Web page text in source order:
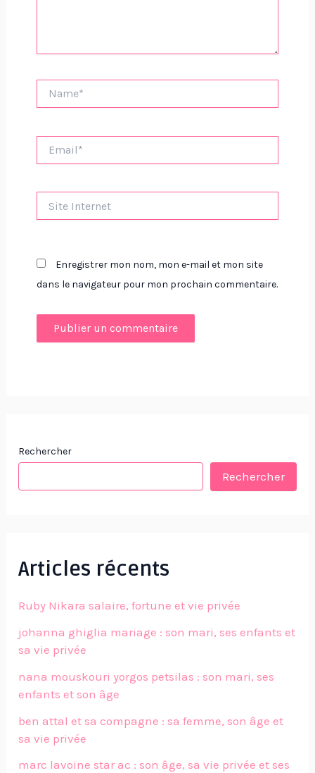
Internet
Enregistrer mon nom, mon e-mail et mon site
dans le navigateur pour mon prochain commentaire.
Rechercher
Rechercher
Articles récents
Ruby Nikara salaire, fortune et vie privée
johanna ghiglia mariage : son mari, ses enfants et
sa vie privée
nana mouskouri yorgos petsilas : son mari, ses
enfants et son âge
ben attal et sa compagne : sa femme, son âge et
sa vie privée
marc lavoine star ac : son âge, sa vie privée et ses